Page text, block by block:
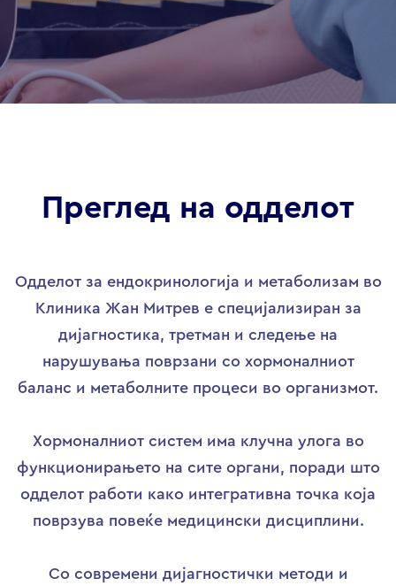
Преглед на одделот
Одделот за ендокринологија и метаболизам во
Клиника Жан Митрев е специјализиран за
дијагностика, третман и следење на
нарушувања поврзани со хормоналниот
баланс и метаболните процеси во организмот.
Хормоналниот систем има клучна улога во
функционирањето на сите органи, поради што
одделот работи како интегративна точка која
поврзува повеќе медицински дисциплини.
Со современи дијагностички методи и